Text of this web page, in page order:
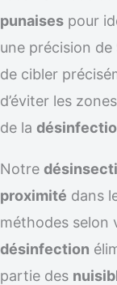
punaises pour
une précision
de cibler
d’éviter les
de la
Notre
proximité dans
méthodes selon
désinfection
partie des